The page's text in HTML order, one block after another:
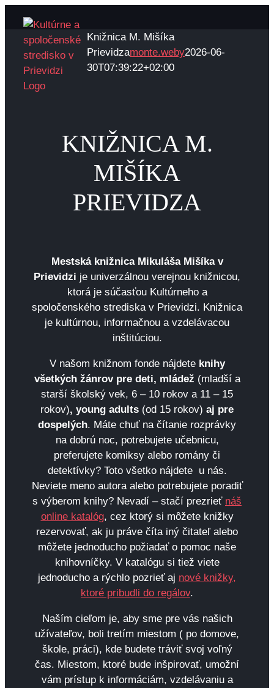
content
Knižnica M. Mišíka
Prievidzamonte.weby2026-06-
30T07:39:22+02:00
KNIŽNICA M.
MIŠÍKA
PRIEVIDZA
Mestská knižnica Mikuláša Mišíka v
Prievidzi je univerzálnou verejnou knižnicou,
ktorá je súčasťou Kultúrneho a
spoločenského strediska v Prievidzi. Knižnica
je kultúrnou, informačnou a vzdelávacou
inštitúciou.
V našom knižnom fonde nájdete knihy
všetkých žánrov pre deti, mládež (mladší a
starší školský vek, 6 – 10 rokov a 11 – 15
rokov), young adults (od 15 rokov) aj pre
dospelých. Máte chuť na čítanie rozprávky
na dobrú noc, potrebujete učebnicu,
preferujete komiksy alebo romány či
detektívky? Toto všetko nájdete u nás.
Neviete meno autora alebo potrebujete poradiť
s výberom knihy? Nevadí – stačí prezrieť náš
online katalóg, cez ktorý si môžete knižky
rezervovať, ak ju práve číta iný čitateľ alebo
môžete jednoducho požiadať o pomoc naše
knihovníčky. V katalógu si tiež viete
jednoducho a rýchlo pozrieť aj nové knižky,
ktoré pribudli do regálov.
Naším cieľom je, aby sme pre vás našich
užívateľov, boli tretím miestom ( po domove,
škole, práci), kde budete tráviť svoj voľný
čas. Miestom, ktoré bude inšpirovať, umožní
vám prístup k informáciám, vzdelávaniu a